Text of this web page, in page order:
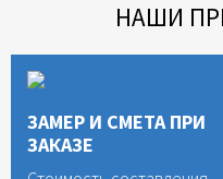
НАШИ
ЗАМЕР И СМЕТА ПРИ
ЗАКАЗЕ